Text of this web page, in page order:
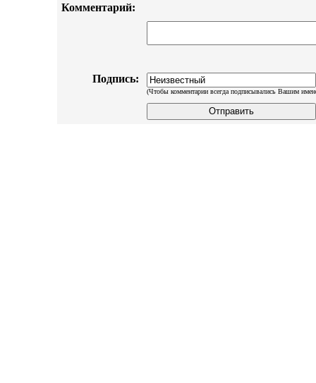
Комментарий:
Подпись:
(Чтобы комментарии всегда подписывались Вашим